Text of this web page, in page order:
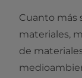
Cuanto más
materiales,
de